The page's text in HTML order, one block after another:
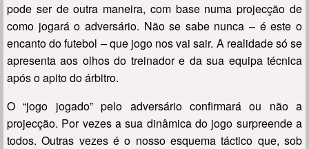
pode ser de outra maneira, com base numa projecção de
como jogará o adversário. Não se sabe nunca – é este o
encanto do futebol – que jogo nos vai sair. A realidade só se
apresenta aos olhos do treinador e da sua equipa técnica
após o apito do árbitro.
O “jogo jogado” pelo adversário confirmará ou não a
projecção. Por vezes a sua dinâmica do jogo surpreende a
todos. Outras vezes é o nosso esquema táctico que, sob